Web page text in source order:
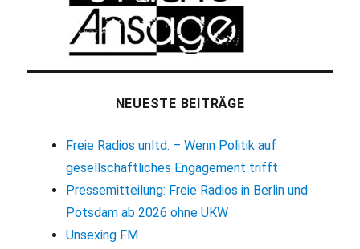
NEUESTE BEITRÄGE
Freie Radios unltd. – Wenn Politik auf
gesellschaftliches Engagement trifft
Pressemitteilung: Freie Radios in Berlin und
Potsdam ab 2026 ohne UKW
Unsexing FM